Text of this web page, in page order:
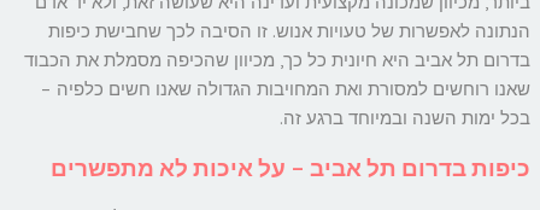
הנתונה לאפשרות של טעויות אנוש. זו הסיבה לכך שחבישת כיפות
בדרום תל אביב היא חיונית כל כך, מכיוון שהכיפה מסמלת את הכבוד
שאנו רוחשים למסורת ואת המחויבות הגדולה שאנו חשים כלפיה –
בכל ימות השנה ובמיוחד ברגע זה.
כיפות בדרום תל אביב – על איכות לא מתפשרים